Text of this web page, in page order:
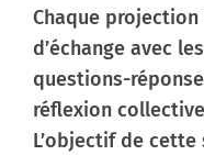
Chaque projection
d’échange avec
questions-
réflexion
L’objectif de